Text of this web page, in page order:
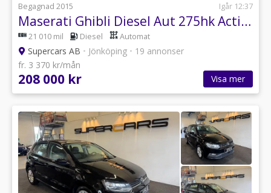
Begagnad 2015 Igår 12:37
Maserati Ghibli Diesel Aut 275hk Active Sound
21 010 mil Diesel Automat
Supercars AB • Jönköping • 19 annonser
fr. 3 370 kr/mån
208 000 kr Visa mer